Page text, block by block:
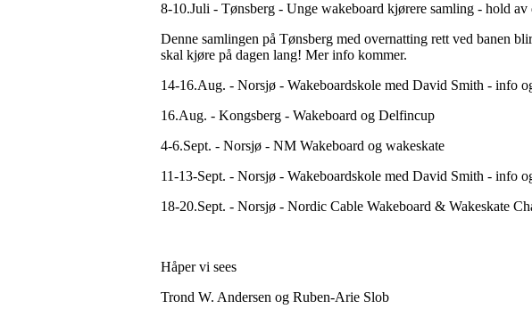
8-10.Juli - Tønsberg - Unge wakeboard kjørere samling - hold av
Denne samlingen på Tønsberg med overnatting rett ved banen
skal kjøre på dagen lang! Mer info kommer.
14-16.Aug. - Norsjø - Wakeboardskole med David Smith - info
16.Aug. - Kongsberg - Wakeboard og Delfincup
4-6.Sept. - Norsjø - NM Wakeboard og wakeskate
11-13-Sept. - Norsjø - Wakeboardskole med David Smith - info
18-20.Sept. - Norsjø - Nordic Cable Wakeboard & Wakeskate
Håper vi sees
Trond W. Andersen og Ruben-Arie Slob